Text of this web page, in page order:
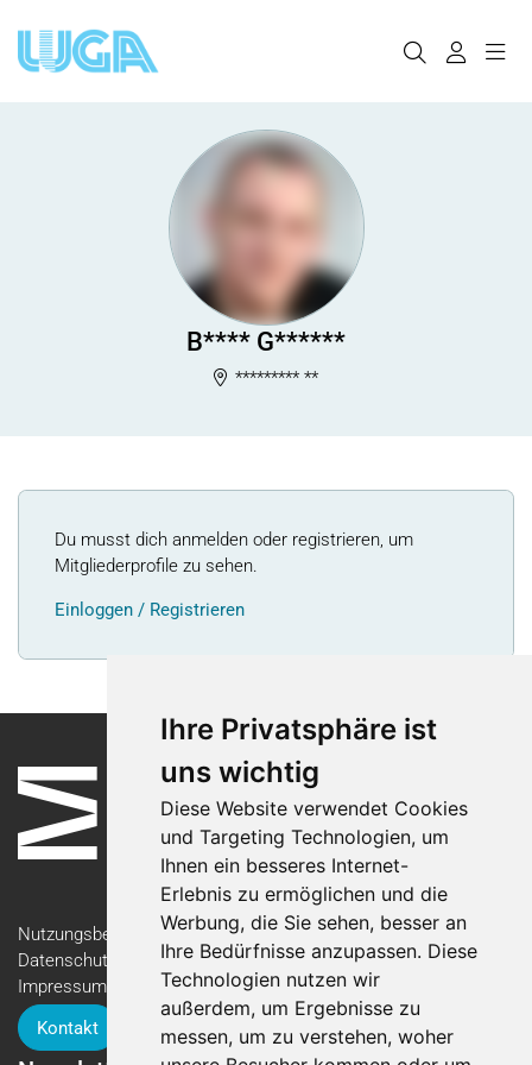
Ihre Privatsphäre ist
uns wichtig
Diese Website verwendet Cookies
und Targeting Technologien, um
Ihnen ein besseres Internet-
Erlebnis zu ermöglichen und die
Werbung, die Sie sehen, besser an
Ihre Bedürfnisse anzupassen. Diese
Technologien nutzen wir
außerdem, um Ergebnisse zu
messen, um zu verstehen, woher
B**** G******
********* **
Du musst dich anmelden oder registrieren, um
Mitgliederprofile zu sehen.
Einloggen / Registrieren
Nutzungsbedingungen
Datenschutzerklärung
Impressum
Kontakt